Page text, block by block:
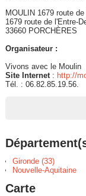
MOULIN 1679 route
1679 route de l'Entre-
33660 PORCHÈRES
Organisateur :
Vivons avec le Moulin
Site Internet: http://
Tél. : 06.82.85.19.56.
Gironde (33)
Nouvelle-Aquitaine
Carte